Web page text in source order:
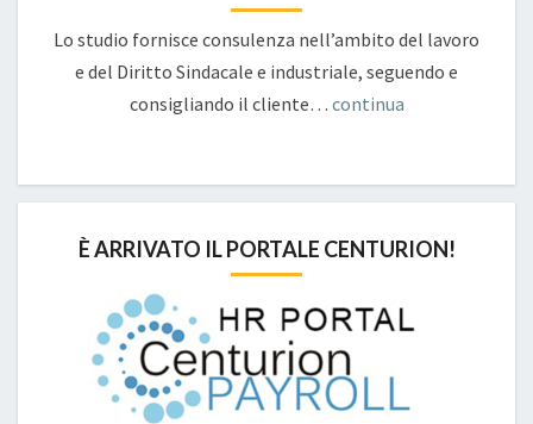
Lo studio fornisce consulenza nell’ambito del lavoro
e del Diritto Sindacale e industriale, seguendo e
consigliando il cliente… continua
È ARRIVATO IL PORTALE CENTURION!